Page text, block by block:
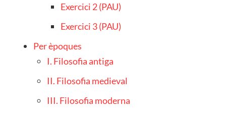
Exercici 2 (PAU)
Exercici 3 (PAU)
Per èpoques
I. Filosofia antiga
II. Filosofia medieval
III. Filosofia moderna